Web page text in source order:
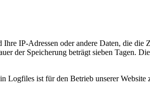
IP-Adressen oder andere Daten, die
der Speicherung beträgt sieben Tagen.
Logfiles ist für den Betrieb unserer